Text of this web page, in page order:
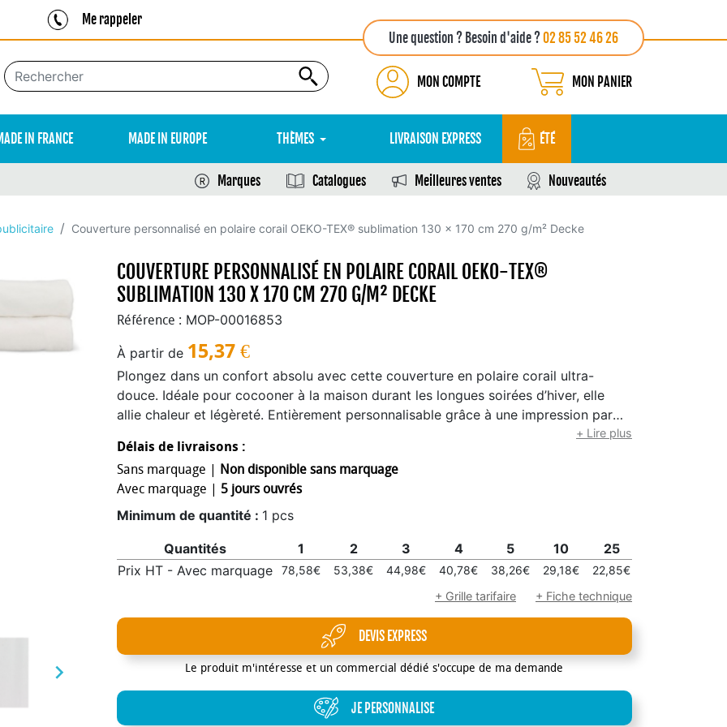
Me rappeler
Une question ? Besoin d'aide ?02 85 52 46 26
MON COMPTE MON PANIER
IN FRANCE MADE IN EUROPE THÈMES LIVRAISON EXPRESS ÉTÉ
Marques Catalogues Meilleures ventes Nouveautés
Couverture personnalisé en polaire corail OEKO-TEX® sublimation 130 x 170 cm 270 g/m² Decke

COUVERTURE PERSONNALISÉ EN POLAIRE CORAIL OEKO-TEX®
SUBLIMATION 130 X 170 CM 270 G/M² DECKE
Référence : MOP-00016853
À partir de 15,37 €
Plongez dans un confort absolu avec cette couverture en polaire corail ultra-
douce. Idéale pour cocooner à la maison durant les longues soirées d’hiver, elle
allie chaleur et légèreté. Entièrement personnalisable grâce à une impression par
sublimation aux couleurs éclatantes, elle séduit autant par son style que par sa
praticité. Certifiée OEKO-TEX®, elle représente un choix à la fois durable et
responsable.
+ Lire plus
Délais de livraisons :
Sans marquage | Non disponible sans marquage
Avec marquage | 5 jours ouvrés
Minimum de quantité : 1 pcs
Quantités 1 2 3 4 5 10 25
Prix HT - Avec marquage
78,58€ 53,38€ 44,98€ 40,78€ 38,26€ 29,18€ 22,85€
+ Grille tarifaire
+ Fiche technique
DEVIS EXPRESS
Le produit m'intéresse et un commercial dédié s'occupe de ma demande
JE PERSONNALISE